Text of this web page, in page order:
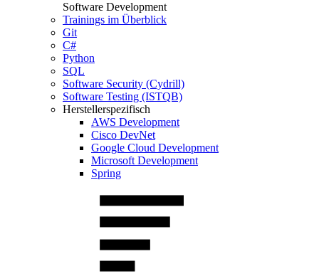
Software Development
Trainings im Überblick
Git
C#
Python
SQL
Software Security (Cydrill)
Software Testing (ISTQB)
Herstellerspezifisch
AWS Development
Cisco DevNet
Google Cloud Development
Microsoft Development
Spring